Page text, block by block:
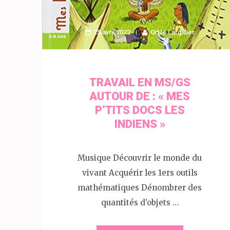
25 avril 2022 Odile Largillier
TRAVAIL EN MS/GS
AUTOUR DE : « MES
P’TITS DOCS LES
INDIENS »
Musique Découvrir le monde du
vivant Acquérir les 1ers outils
mathématiques Dénombrer des
quantités d’objets …